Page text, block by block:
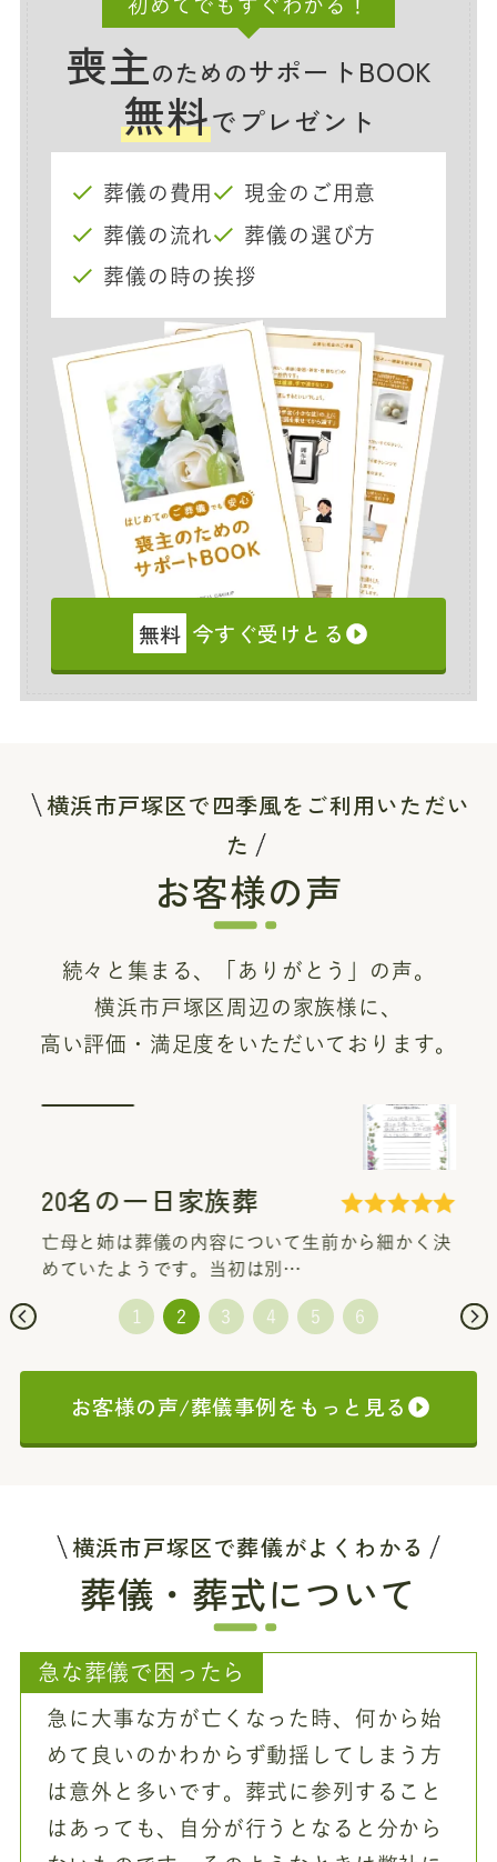
初めてでもすぐわかる！
喪主のためのサポートBOOK
無料でプレゼント
葬儀の費用
現金のご用意
葬儀の流れ
葬儀の選び方
葬儀の時の挨拶
無料 今すぐ受けとる
横浜市戸塚区で四季風をご利用いただい
た
お客様の声
続々と集まる、「ありがとう」の声。
横浜市戸塚区周辺の家族様に、
高い評価・満足度をいただいております。
20名の一日家族葬
亡母と姉は葬儀の内容について生前から細かく決
めていたようです。当初は別…
お客様の声/葬儀事例をもっと見る
横浜市戸塚区で葬儀がよくわかる
葬儀・葬式について
急な葬儀で困ったら
急に大事な方が亡くなった時、何から始
めて良いのかわからず動揺してしまう方
は意外と多いです。葬式に参列すること
はあっても、自分が行うとなると分から